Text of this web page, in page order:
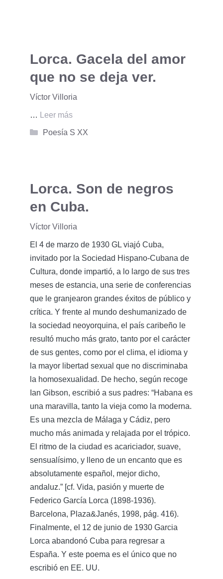
Lorca. Gacela del amor
que no se deja ver.
Víctor Villoria
…
Leer más
Categorías
Poesía S XX
Lorca. Son de negros
en Cuba.
Víctor Villoria
El 4 de marzo de 1930 GL viajó Cuba,
invitado por la Sociedad Hispano-Cubana de
Cultura, donde impartió, a lo largo de sus tres
meses de estancia, una serie de conferencias
que le granjearon grandes éxitos de público y
crítica. Y frente al mundo deshumanizado de
la sociedad neoyorquina, el país caribeño le
resultó mucho más grato, tanto por el carácter
de sus gentes, como por el clima, el idioma y
la mayor libertad sexual que no discriminaba
la homosexualidad. De hecho, según recoge
Ian Gibson, escribió a sus padres: “Habana es
una maravilla, tanto la vieja como la moderna.
Es una mezcla de Málaga y Cádiz, pero
mucho más animada y relajada por el trópico.
El ritmo de la ciudad es acariciador, suave,
sensualísimo, y lleno de un encanto que es
absolutamente español, mejor dicho,
andaluz.” [cf. Vida, pasión y muerte de
Federico García Lorca (1898-1936).
Barcelona, Plaza&Janés, 1998, pág. 416).
Finalmente, el 12 de junio de 1930 Garcia
Lorca abandonó Cuba para regresar a
España. Y este poema es el único que no
escribió en EE. UU.